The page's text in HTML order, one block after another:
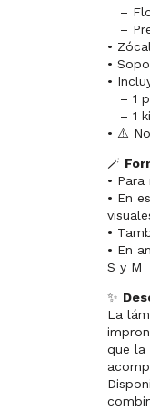
–
–
•
•
•
– 1
– 1
• ⚠️
🪄
•
• En
•
• En
S y M
✨
La
que la